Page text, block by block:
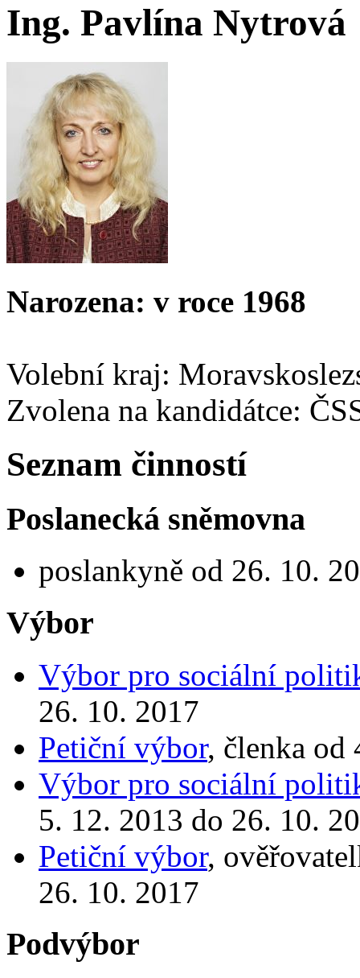
Ing. Pavlína Nytrová
Narozena: v roce 1968
Volební kraj:
Zvolena na kandidátce:
Seznam činností
Poslanecká sněmovna
poslankyně od 26. 10.
Výbor
Výbor pro sociální
26. 10. 2017
Petiční výbor, členka od
Výbor pro sociální
5. 12. 2013 do 26. 10.
Petiční výbor,
26. 10. 2017
Podvýbor